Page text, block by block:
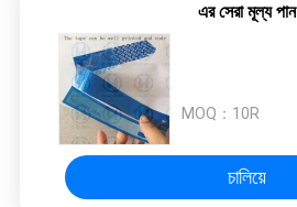
এর সেরা মূল্য পান
MOQ： 10R
চালিয়ে